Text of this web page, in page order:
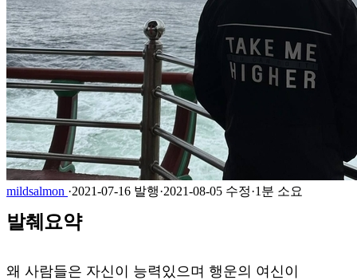
mildsalmon ·2021-07-16 발행·2021-08-05 수정·1분 소요
발췌요약
왜 사람들은 자신이 능력있으며 행운의 여신이